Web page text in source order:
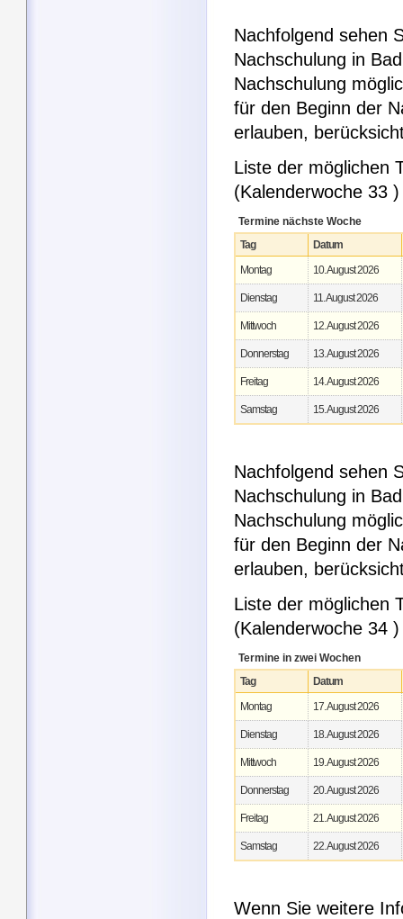
Nachfolgend sehen
Nachschulung in
Nachschulung
für den Beginn der
erlauben,
Liste der möglichen
(Kalenderwoche 33 )
Termine nächste Woche
Tag
Datum
Montag
10. August 2026
Dienstag 11. August 2026
Mittwoch 12. August 2026
Donnerstag 13. August 2026
Freitag 14. August 2026
Samstag 15. August 2026
Nachfolgend sehen
Nachschulung in
Nachschulung
für den Beginn der
erlauben,
Liste der möglichen
(Kalenderwoche 34 )
Termine in zwei Wochen
Tag
Datum
Montag
17. August 2026
Dienstag 18. August 2026
Mittwoch 19. August 2026
Donnerstag 20. August 2026
Freitag 21. August 2026
Samstag 22. August 2026
Wenn Sie weitere